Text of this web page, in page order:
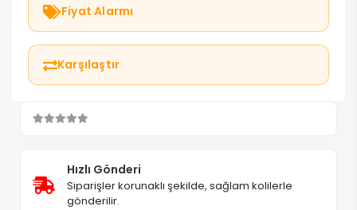
Fiyat Alarmı
Karşılaştır
Hızlı Gönderi
Siparişler korunaklı şekilde, sağlam kolilerle
gönderilir.